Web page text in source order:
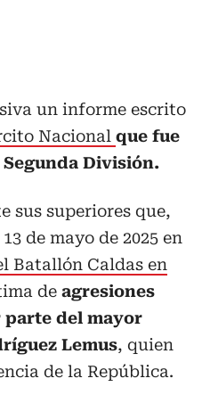
un informe escrito
Nacional que fue
División.
sus superiores que,
de mayo de 2025 en
Batallón Caldas en
de agresiones
del mayor
Lemus, quien
de la República.